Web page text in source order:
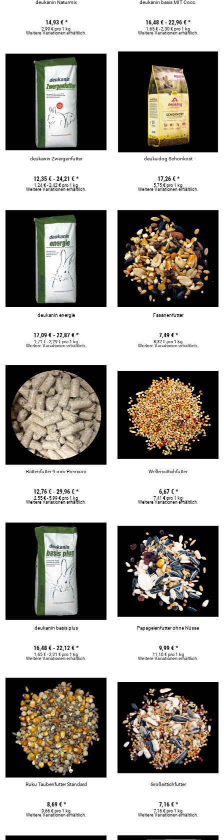
deukanin Naturmix
14,93 €*
2,99 € pro 1 kg
Weitere Variationen erhältlich.
deukanin basis MIT Cocc.
16,48 € - 22,96 € *
1,65 € - 2,30 € pro 1 kg
Weitere Variationen erhältlich.
deukanin Zwergenfutter
12,35 € - 24,21 € *
1,24 € - 2,42 € pro 1 kg
Weitere Variationen erhältlich.
deuka dog Schonkost
17,26 €*
5,75 € pro 1 kg
Weitere Variationen erhältlich.
deukanin energie
17,09 € - 22,87 € *
1,71 € - 2,29 € pro 1 kg
Weitere Variationen erhältlich.
Fasanenfutter
7,49 €*
8,32 € pro 1 kg
Weitere Variationen erhältlich.
Rattenfutter 9 mm Premium
12,76 € - 29,96 € *
2,55 € - 5,99 € pro 1 kg
Weitere Variationen erhältlich.
Wellensittichfutter
6,67 €*
7,41 € pro 1 kg
Weitere Variationen erhältlich.
deukanin basis plus
16,48 € - 22,12 € *
1,65 € - 2,21 € pro 1 kg
Weitere Variationen erhältlich.
Papageienfutter ohne Nüsse
9,99 €*
11,10 € pro 1 kg
Weitere Variationen erhältlich.
Ruku Taubenfutter Standard
8,69 €*
9,66 € pro 1 kg
Weitere Variationen erhältlich.
Großsittichfutter
7,16 €*
7,16 € pro 1 kg
Weitere Variationen erhältlich.